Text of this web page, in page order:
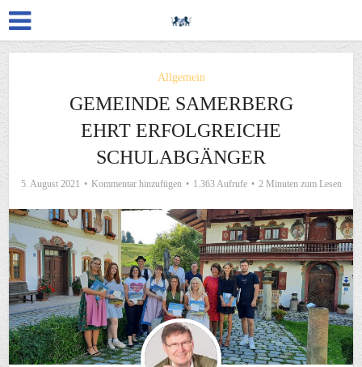
Allgemein
GEMEINDE SAMERBERG
EHRT ERFOLGREICHE
SCHULABGÄNGER
5. August 2021 Kommentar hinzufügen 1.363 Aufrufe 2 Minuten zum Lesen